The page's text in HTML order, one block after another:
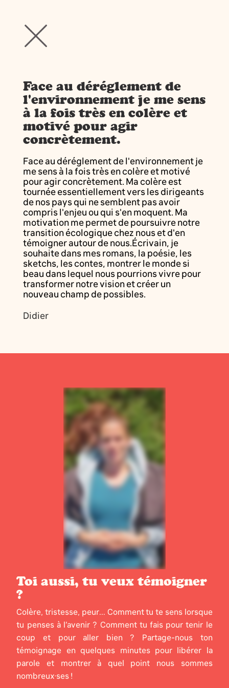
Face au déréglement de
l'environnement je me sens
à la fois très en colère et
motivé pour agir
concrètement.
Face au déréglement de l'environnement je
me sens à la fois très en colère et motivé
pour agir concrètement. Ma colère est
tournée essentiellement vers les dirigeants
de nos pays qui ne semblent pas avoir
compris l'enjeu ou qui s'en moquent. Ma
motivation me permet de poursuivre notre
transition écologique chez nous et d'en
témoigner autour de nous.Écrivain, je
souhaite dans mes romans, la poésie, les
sketchs, les contes, montrer le monde si
beau dans lequel nous pourrions vivre pour
transformer notre vision et créer un
nouveau champ de possibles.
Didier
Toi aussi, tu veux témoigner
?
Colère, tristesse, peur... Comment tu te sens lorsque
tu penses à l’avenir ? Comment tu fais pour tenir le
coup et pour aller bien ? Partage-nous ton
témoignage en quelques minutes pour libérer la
parole et montrer à quel point nous sommes
nombreux·ses !